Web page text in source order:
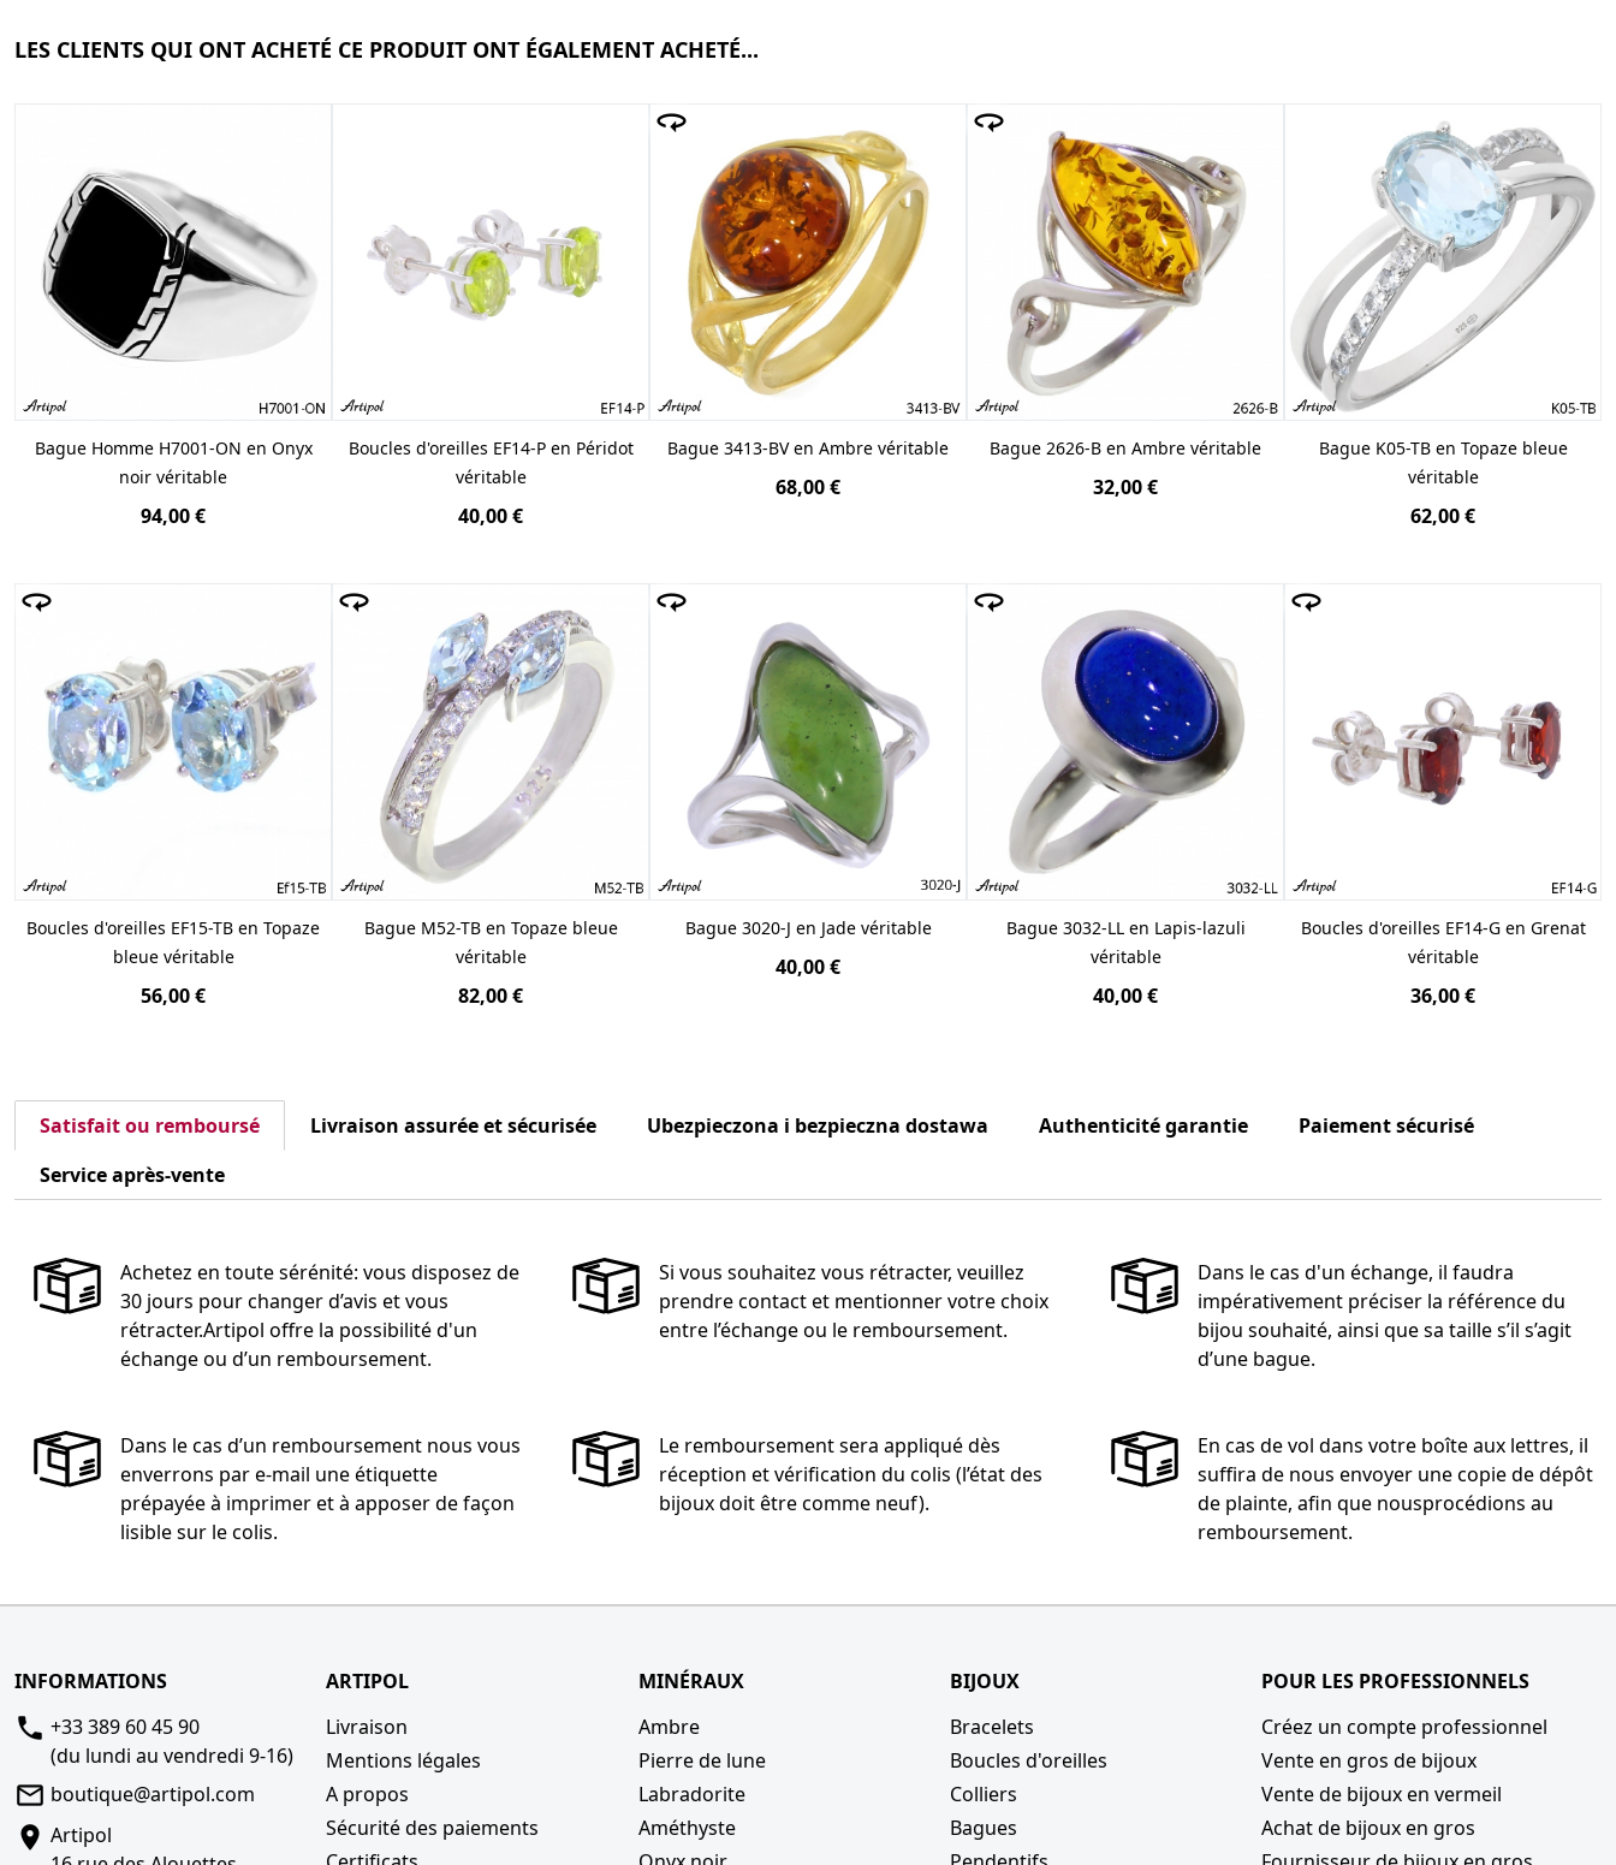
LES CLIENTS QUI ONT ACHETÉ CE PRODUIT ONT ÉGALEMENT ACHETÉ...
Bague Homme H7001-ON en Onyx
noir véritable
94,00 €
Boucles d'oreilles EF14-P en Péridot
véritable
40,00 €
Bague 3413-BV en Ambre véritable
68,00 €
Bague 2626-B en Ambre véritable
32,00 €
Bague K05-TB en Topaze bleue
véritable
62,00 €
Boucles d'oreilles EF15-TB en Topaze
bleue véritable
56,00 €
Bague M52-TB en Topaze bleue
véritable
82,00 €
Bague 3020-J en Jade véritable
40,00 €
Bague 3032-LL en Lapis-lazuli
véritable
40,00 €
Boucles d'oreilles EF14-G en Grenat
véritable
36,00 €
Satisfait ou remboursé Livraison assurée et sécurisée Ubezpieczona i bezpieczna dostawa Authenticité garantie
Paiement sécurisé
Service après-vente
Achetez en toute sérénité: vous disposez de
30 jours pour changer d’avis et vous
rétracter.Artipol offre la possibilité d'un
échange ou d’un remboursement.
Si vous souhaitez vous rétracter, veuillez
prendre contact et mentionner votre choix
entre l’échange ou le remboursement.
Dans le cas d'un échange, il faudra
impérativement préciser la référence du
bijou souhaité, ainsi que sa taille s’il s’agit
d’une bague.
Dans le cas d’un remboursement nous vous
enverrons par e-mail une étiquette
prépayée à imprimer et à apposer de façon
lisible sur le colis.
Le remboursement sera appliqué dès
réception et vérification du colis (l’état des
bijoux doit être comme neuf).
En cas de vol dans votre boîte aux lettres, il
suffira de nous envoyer une copie de dépôt
de plainte, afin que nousprocédions au
remboursement.
INFORMATIONS
+33 389 60 45 90
(du lundi au vendredi 9-16)
boutique@artipol.com
Artipol
ARTIPOL
Livraison
Mentions légales
A propos
Sécurité des paiements
MINÉRAUX
Ambre
Pierre de lune
Labradorite
Améthyste
BIJOUX
Bracelets
Boucles d'oreilles
Colliers
Bagues
POUR LES PROFESSIONNELS
Créez un compte professionnel
Vente en gros de bijoux
Vente de bijoux en vermeil
Achat de bijoux en gros